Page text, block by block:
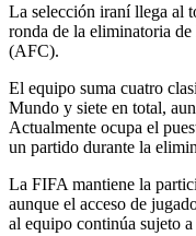
La selección iraní llega al
ronda de la eliminatoria
(AFC).
El equipo suma cuatro
Mundo y siete en total,
Actualmente ocupa el
un partido durante la
La FIFA mantiene la
aunque el acceso de
al equipo continúa sujeto